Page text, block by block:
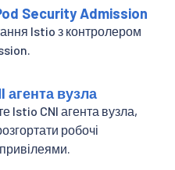
Security Admission
Istio з контролером
агента вузла
Istio CNI агента вузла,
робочі